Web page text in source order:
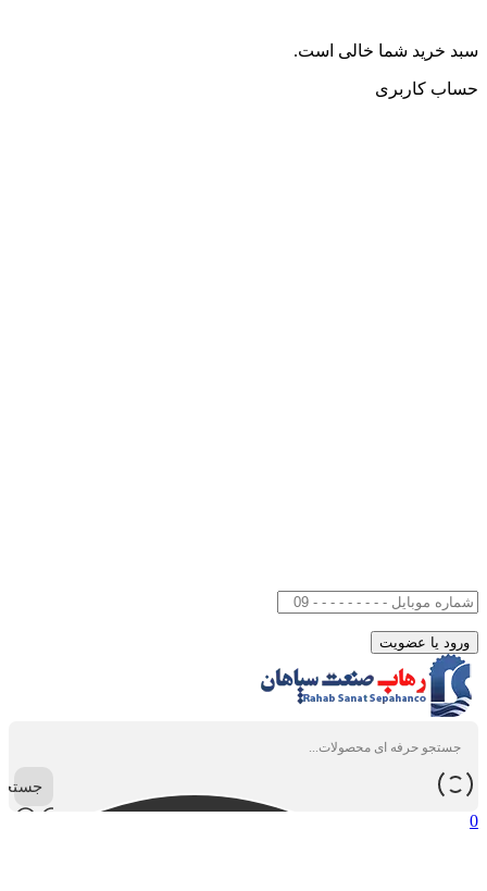
سبد خرید شما خالی است.
حساب کاربری
0